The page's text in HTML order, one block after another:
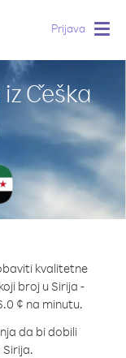
Prijava
Češka
kvalitetne
broj u Sirija -
¢ na minutu.
da bi dobili
Sirija.